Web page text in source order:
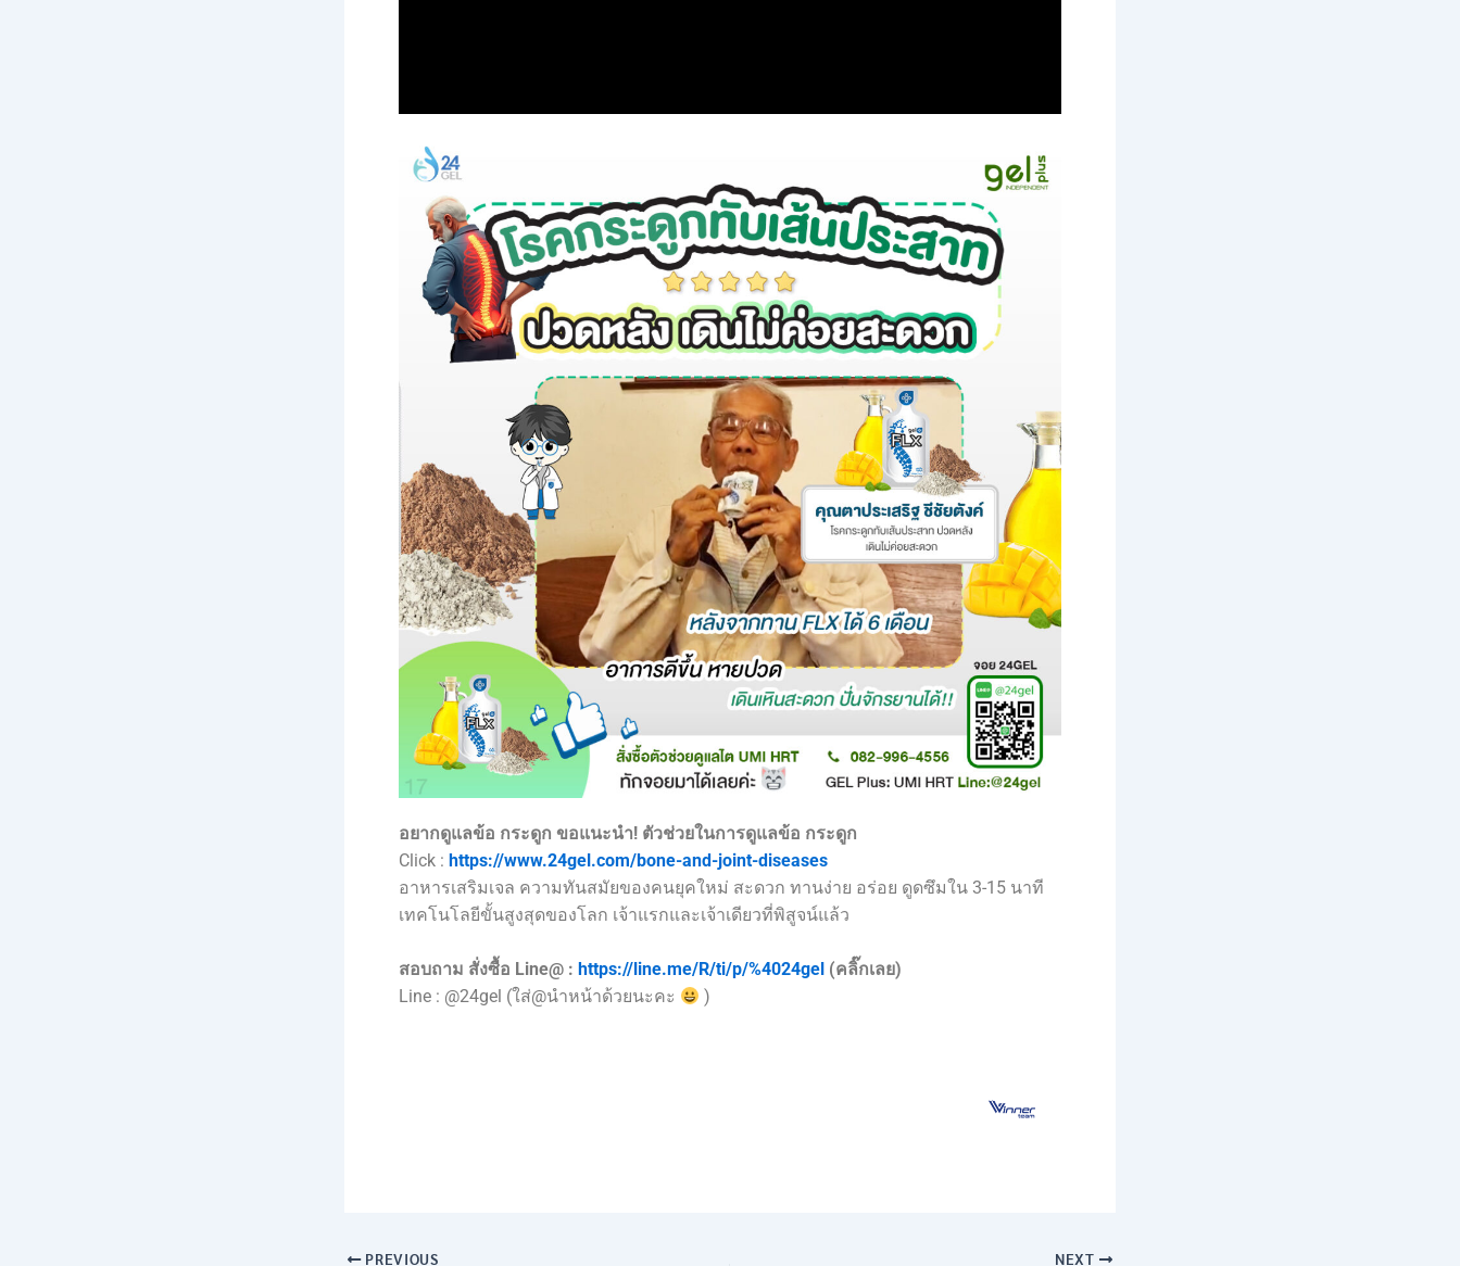
อยากดูแลข้อ กระดูก ขอแนะนำ! ตัวช่วยในการดูแลข้อ กระดูก
Click : https://www.24gel.com/bone-and-joint-diseases
อาหารเสริมเจล ความทันสมัยของคนยุคใหม่ สะดวก ทานง่าย อร่อย ดูดซึมใน 3-15 นาที
เทคโนโลยีขั้นสูงสุดของโลก เจ้าแรกและเจ้าเดียวที่พิสูจน์แล้ว
สอบถาม สั่งซื้อ Line@ : https://line.me/R/ti/p/%4024gel (คลิ๊กเลย)
Line : @24gel (ใส่@นำหน้าด้วยนะคะ
)
PREVIOUS NEXT